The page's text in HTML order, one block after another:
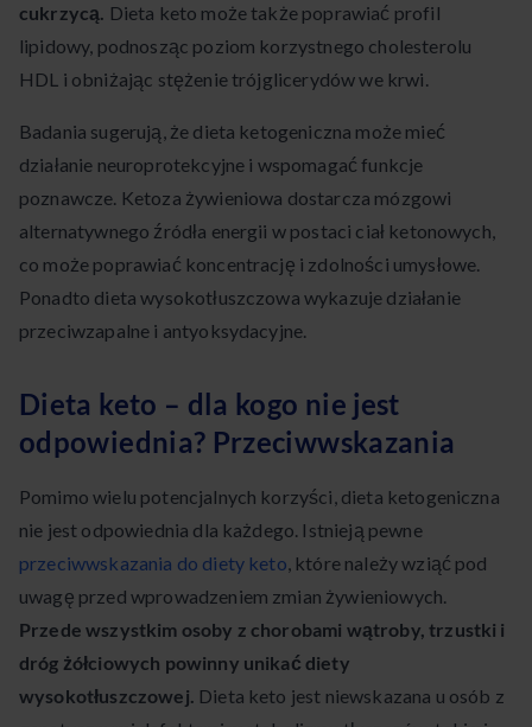
cukrzycą. Dieta keto może także poprawiać profil
lipidowy, podnosząc poziom korzystnego cholesterolu
HDL i obniżając stężenie trójglicerydów we krwi.
Badania sugerują, że dieta ketogeniczna może mieć
działanie neuroprotekcyjne i wspomagać funkcje
poznawcze. Ketoza żywieniowa dostarcza mózgowi
alternatywnego źródła energii w postaci ciał ketonowych,
co może poprawiać koncentrację i zdolności umysłowe.
Ponadto dieta wysokotłuszczowa wykazuje działanie
przeciwzapalne i antyoksydacyjne.
Dieta keto – dla kogo nie jest
odpowiednia? Przeciwwskazania
Pomimo wielu potencjalnych korzyści, dieta ketogeniczna
nie jest odpowiednia dla każdego. Istnieją pewne
przeciwwskazania do diety keto, które należy wziąć pod
uwagę przed wprowadzeniem zmian żywieniowych.
Przede wszystkim osoby z chorobami wątroby, trzustki i
dróg żółciowych powinny unikać diety
wysokotłuszczowej. Dieta keto jest niewskazana u osób z